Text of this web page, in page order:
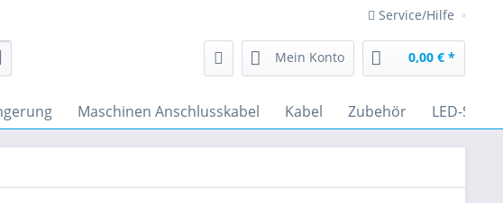
Service/Hilfe
Mein Konto 0,00 € *
Maschinen Anschlusskabel Kabel Zubehör LED-